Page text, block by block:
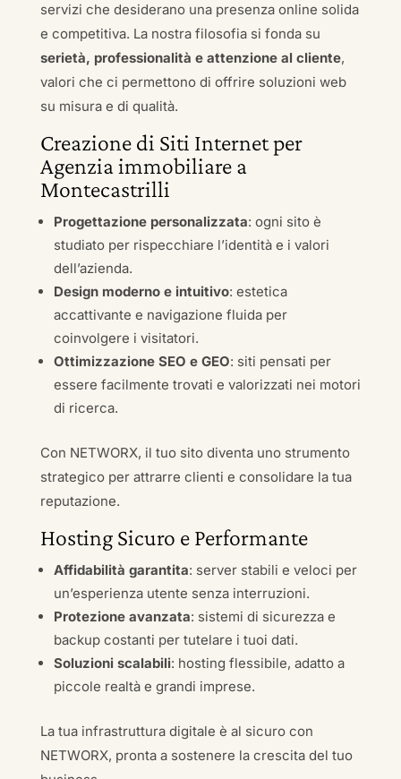
servizi che desiderano una presenza online solida
e competitiva. La nostra filosofia si fonda su
serietà, professionalità e attenzione al cliente,
valori che ci permettono di offrire soluzioni web
su misura e di qualità.
Creazione di Siti Internet per
Agenzia immobiliare a
Montecastrilli
Progettazione personalizzata: ogni sito è
studiato per rispecchiare l’identità e i valori
dell’azienda.
Design moderno e intuitivo: estetica
accattivante e navigazione fluida per
coinvolgere i visitatori.
Ottimizzazione SEO e GEO: siti pensati per
essere facilmente trovati e valorizzati nei motori
di ricerca.
Con NETWORX, il tuo sito diventa uno strumento
strategico per attrarre clienti e consolidare la tua
reputazione.
Hosting Sicuro e Performante
Affidabilità garantita: server stabili e veloci per
un’esperienza utente senza interruzioni.
Protezione avanzata: sistemi di sicurezza e
backup costanti per tutelare i tuoi dati.
Soluzioni scalabili: hosting flessibile, adatto a
piccole realtà e grandi imprese.
La tua infrastruttura digitale è al sicuro con
NETWORX, pronta a sostenere la crescita del tuo